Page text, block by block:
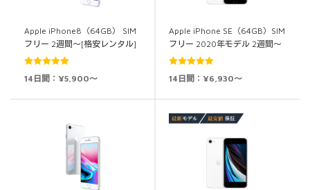
Apple iPhone8（64GB） SIM
フリー 2週間～[格安レンタル]
5段階中5.00
14日間：¥5,900～
Apple iPhone SE（64GB）SIM
フリー 2020年モデル 2週間～
5段階中5.00
14日間：¥6,930～